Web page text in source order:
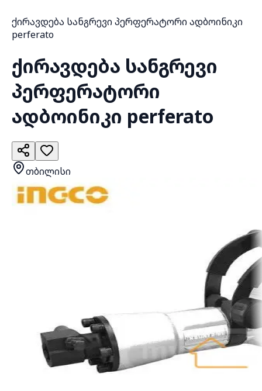
ქირავდება სანგრევი პერფერატორი ადბოინიკი
perferato
ქირავდება სანგრევი
პერფერატორი
ადბოინიკი perferato
თბილისი